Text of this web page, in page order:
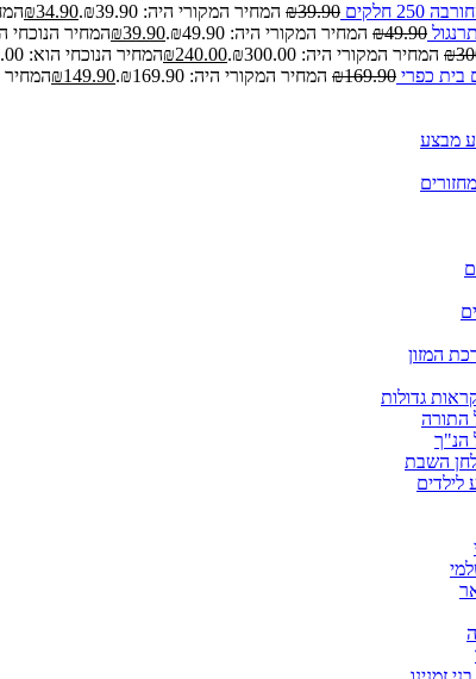
חלקים ₪39.90 המחיר המקורי היה: ₪39.90. ₪34.90
₪49.90 המחיר המקורי היה: ₪49.90. ₪39.90
המחיר הנוכחי הוא:
₪ המחיר המקורי היה: ₪300.00. ₪240.00
המחיר הנוכחי הוא: ₪240.00.
₪169.90 המחיר המקורי היה: ₪169.90. ₪149.90
המחיר
מבצע
המזון
גדולות
התורה
הנ"ך
השבת